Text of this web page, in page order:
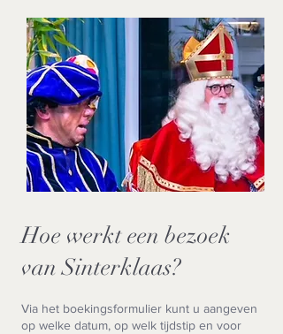
Hoe werkt een bezoek
van Sinterklaas?
Via het boekingsformulier kunt u aangeven
op welke datum, op welk tijdstip en voor